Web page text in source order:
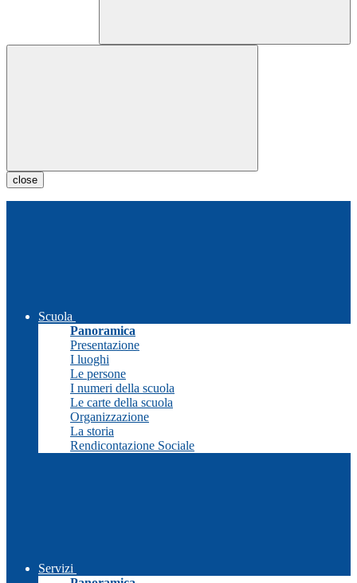
close
Scuola
Panoramica
Presentazione
I luoghi
Le persone
I numeri della scuola
Le carte della scuola
Organizzazione
La storia
Rendicontazione Sociale
Servizi